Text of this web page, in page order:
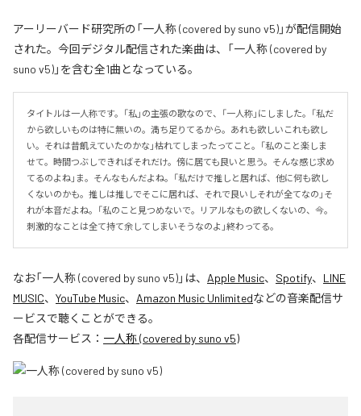
アーリーバード研究所の「一人称 (covered by suno v5)」が配信開始
された。今回デジタル配信された楽曲は、「一人称 (covered by
suno v5)」を含む全1曲となっている。
タイトルは一人称です。「私」の主張の歌なので、「一人称」にしました。「私だ
から欲しいものは特に無いの。満ち足りてるから。あれも欲しいこれも欲し
い。それは昔飢えていたのかな」枯れてしまったってこと。「私のこと楽しま
せて。時間つぶしできればそれだけ。傍に居ても良いと思う。そんな感じ求め
てるのよね」ま。そんなもんだよね。「私だけで推しと居れば、他に何も欲し
くないのかも。推しは推しでそこに居れば、それで良いしそれが全てなの」そ
れが本音だよね。「私のこと見つめないで。リアルなもの欲しくないの、今。
刺激的なことは全て持て余してしまいそうなのよ」終わってる。
なお「一人称 (covered by suno v5)」は、 Apple Music、 Spotify、 LINE
MUSIC、 YouTube Music、 Amazon Music Unlimitedなどの音楽配信サ
ービスで聴くことができる。
各配信サービス： 一人称 (covered by suno v5)